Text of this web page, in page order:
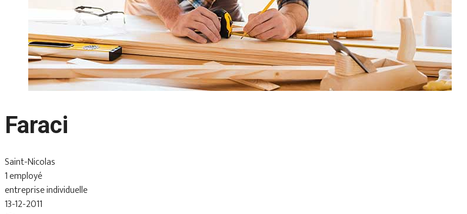
Faraci
Saint-Nicolas
1 employé
entreprise individuelle
13-12-2011